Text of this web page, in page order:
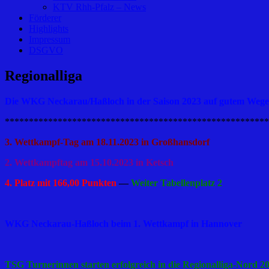
KTV Rhh-Pfalz – News
Förderer
Highlights
Impressum
DSGVO
Regionalliga
Die WKG Neckarau/Haßloch in der Saison 2023 auf gutem
3. Wettkampf-Tag am 18.11.2023 in Großhansdorf
2. Wettkampftag am 15.10.2023 in Ketsch
4. Platz mit 166,00 Punkten —Weiter Tabellenplatz 2
WKG Neckarau-Haßloch beim 1. Wettkampf in Hannover
TSG Turnerinnen starten erfolgreich in die Regionalliga-Nord